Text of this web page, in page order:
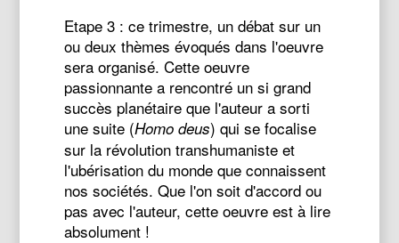
Etape 3 : ce trimestre, un débat sur un
ou deux thèmes évoqués dans l'oeuvre
sera organisé. Cette oeuvre
passionnante a rencontré un si grand
succès planétaire que l'auteur a sorti
une suite (Homo deus) qui se focalise
sur la révolution transhumaniste et
l'ubérisation du monde que connaissent
nos sociétés. Que l'on soit d'accord ou
pas avec l'auteur, cette oeuvre est à lire
absolument !